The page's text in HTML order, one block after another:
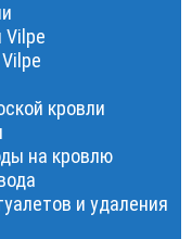
Vilpe
кровли
на кровлю
и удаления